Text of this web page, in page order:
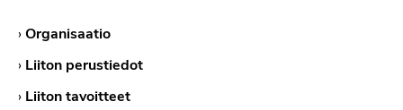
›Organisaatio
› Liiton perustiedot
› Liiton tavoitteet